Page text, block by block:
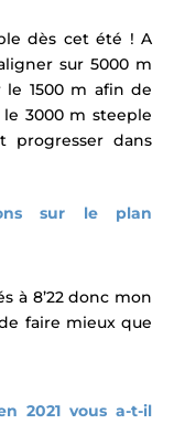
dès cet été ! A
sur 5000 m
1500 m afin de
3000 m steeple
progresser dans
sur le plan
à 8’22 donc mon
faire mieux que
2021 vous a-t-il